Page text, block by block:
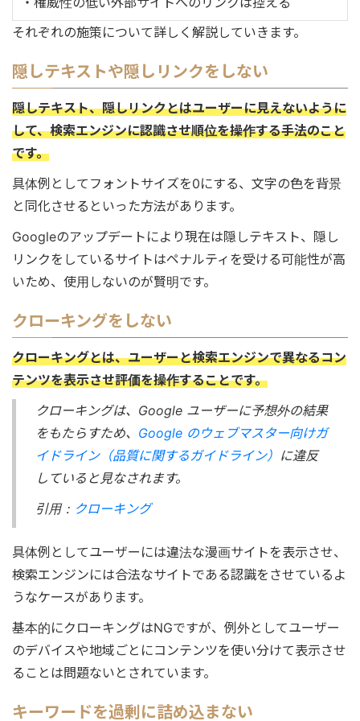
それぞれの施策について詳しく解説していきます。
隠しテキストや隠しリンクをしない
隠しテキスト、隠しリンクとはユーザーに見えないように
して、検索エンジンに認識させ順位を操作する手法のこと
です。
具体例としてフォントサイズを0にする、文字の色を背景
と同化させるといった方法があります。
Googleのアップデートにより現在は隠しテキスト、隠し
リンクをしているサイトはペナルティを受ける可能性が高
いため、使用しないのが賢明です。
クローキングをしない
クローキングとは、ユーザーと検索エンジンで異なるコン
テンツを表示させ評価を操作することです。
クローキングは、Google ユーザーに予想外の結果
をもたらすため、 Google のウェブマスター向けガ
イドライン（品質に関するガイドライン） に違反
していると見なされます。
引用： クローキング
具体例としてユーザーには違法な漫画サイトを表示させ、
検索エンジンには合法なサイトである認識をさせているよ
うなケースがあります。
基本的にクローキングはNGですが、例外としてユーザー
のデバイスや地域ごとにコンテンツを使い分けて表示させ
ることは問題ないとされています。
キーワードを過剰に詰め込まない